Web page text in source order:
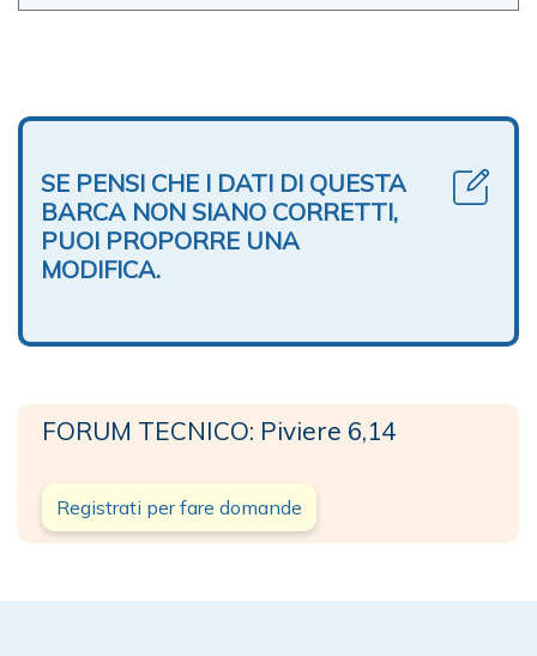
SE PENSI CHE I DATI DI QUESTA
BARCA NON SIANO CORRETTI,
PUOI PROPORRE UNA
MODIFICA.
FORUM TECNICO: Piviere 6,14
Registrati per fare domande